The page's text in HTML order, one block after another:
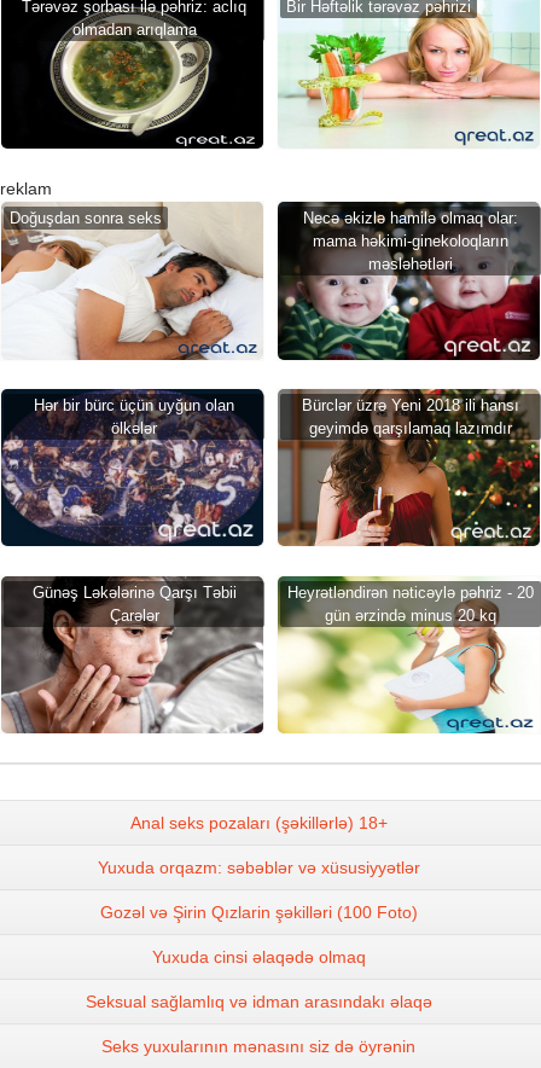
Tərəvəz şorbası ilə pəhriz: aclıq
olmadan arıqlama
Bir Həftəlik tərəvəz pəhrizi
reklam
Doğuşdan sonra seks
Necə əkizlə hamilə olmaq olar:
mama həkimi-ginekoloqların
məsləhətləri
Hər bir bürc üçün uyğun olan
ölkələr
Bürclər üzrə Yeni 2018 ili hansı
geyimdə qarşılamaq lazımdır
Günəş Ləkələrinə Qarşı Təbii
Çarələr
Heyrətləndirən nəticəylə pəhriz - 20
gün ərzində minus 20 kq
Anal seks pozaları (şəkillərlə) 18+
Yuxuda orqazm: səbəblər və xüsusiyyətlər
Gozəl və Şirin Qızlarin şəkilləri (100 Foto)
Yuxuda cinsi əlaqədə olmaq
Seksual sağlamlıq və idman arasındakı əlaqə
Seks yuxularının mənasını siz də öyrənin